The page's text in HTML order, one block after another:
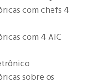
com chefs 4
com 4 AIC
sobre os